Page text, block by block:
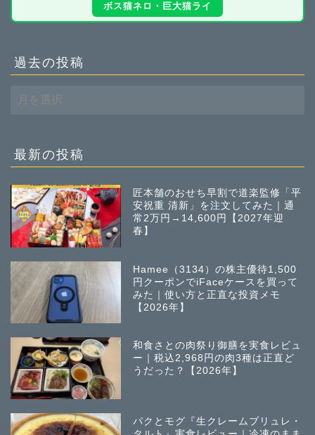
ボス猫ネロ・巨大猫ライ
過去の投稿
去
稿
最新の投稿
匠本舗のおせち早割で道楽監修「平
安祝重 清新」を注文してみた｜通
常2万円→14,600円【2027年迎
春】
Hamee（3134）の株主優待1,500
円クーポンでiFaceケースを買って
みた｜使い方と正直な投資メモ
【2026年】
和食さとの肉祭り御膳を実食レビュ
ー｜税込2,968円の肉3種は正直ど
うだった？【2026年】
パクとモグ『生クレームブリュレ・